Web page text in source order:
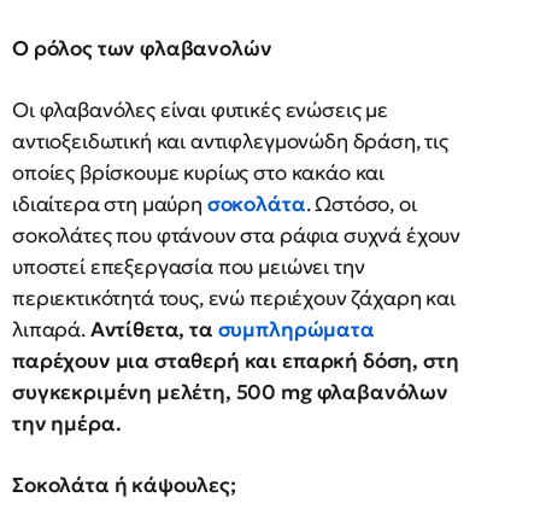
Ο ρόλος των φλαβανολών
Οι φλαβανόλες είναι φυτικές ενώσεις με
αντιοξειδωτική και αντιφλεγμονώδη δράση, τις
οποίες βρίσκουμε κυρίως στο κακάο και
ιδιαίτερα στη μαύρη σοκολάτα. Ωστόσο, οι
σοκολάτες που φτάνουν στα ράφια συχνά έχουν
υποστεί επεξεργασία που μειώνει την
περιεκτικότητά τους, ενώ περιέχουν ζάχαρη και
λιπαρά.Αντίθετα, τα συμπληρώματα
παρέχουν μια σταθερή και επαρκή δόση, στη
συγκεκριμένη μελέτη, 500 mg φλαβανόλων
την ημέρα.
Σοκολάτα ή κάψουλες;